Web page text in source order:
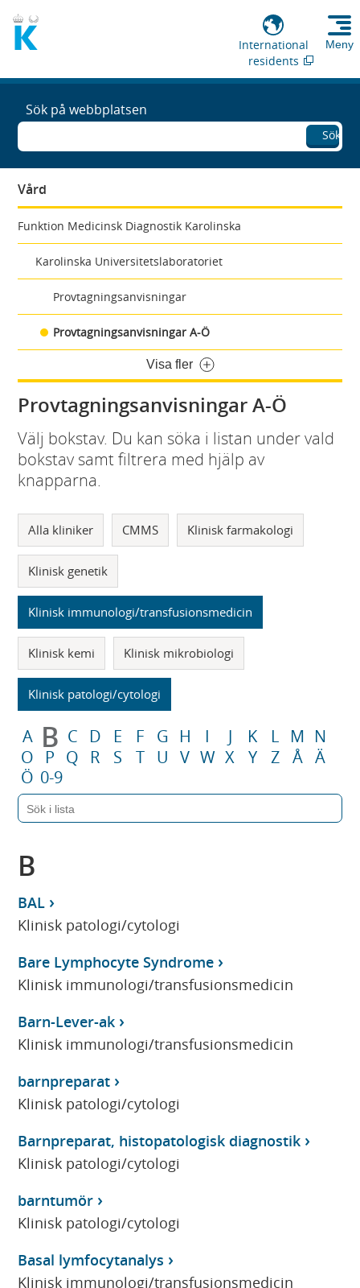
International
residents
Meny
Sök på webbplatsen
Sök
Vård
Funktion Medicinsk Diagnostik Karolinska
Karolinska Universitetslaboratoriet
Provtagningsanvisningar
Provtagningsanvisningar A-Ö
Visa fler
Provtagningsanvisningar A-Ö
Välj bokstav. Du kan söka i listan under vald
bokstav samt filtrera med hjälp av
knapparna.
Alla kliniker CMMS Klinisk farmakologi
Klinisk genetik
Klinisk immunologi/transfusionsmedicin
Klinisk kemi Klinisk mikrobiologi
Klinisk patologi/cytologi
A B C D E F G H I J K L M N
O
P Q R S T U V W X Y Z Å Ä
Ö 0-9
B
BAL
Klinisk patologi/cytologi
Bare Lymphocyte Syndrome
Klinisk immunologi/transfusionsmedicin
Barn-Lever-ak
Klinisk immunologi/transfusionsmedicin
barnpreparat
Klinisk patologi/cytologi
Barnpreparat, histopatologisk diagnostik
Klinisk patologi/cytologi
barntumör
Klinisk patologi/cytologi
Basal lymfocytanalys
Klinisk immunologi/transfusionsmedicin